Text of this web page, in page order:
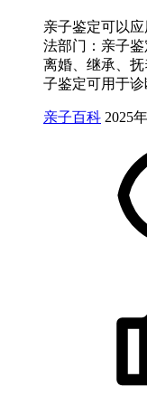
亲子鉴定可以
法部门：亲子
离婚、继承、
子鉴定可用于
亲子百科 2025